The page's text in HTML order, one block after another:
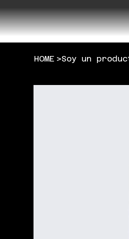
HOME >Soy un